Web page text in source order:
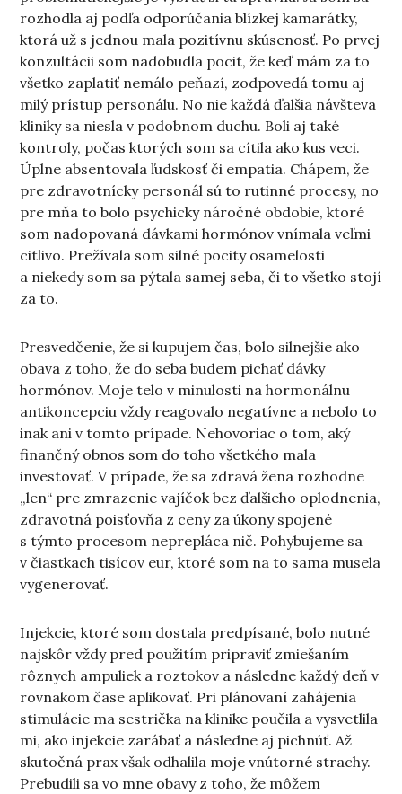
rozhodla aj podľa odporúčania blízkej kamarátky,
ktorá už s jednou mala pozitívnu skúsenosť. Po prvej
konzultácii som nadobudla pocit, že keď mám za to
všetko zaplatiť nemálo peňazí, zodpovedá tomu aj
milý prístup personálu. No nie každá ďalšia návšteva
kliniky sa niesla v podobnom duchu. Boli aj také
kontroly, počas ktorých som sa cítila ako kus veci.
Úplne absentovala ľudskosť či empatia. Chápem, že
pre zdravotnícky personál sú to rutinné procesy, no
pre mňa to bolo psychicky náročné obdobie, ktoré
som nadopovaná dávkami hormónov vnímala veľmi
citlivo. Prežívala som silné pocity osamelosti
a niekedy som sa pýtala samej seba, či to všetko stojí
za to.
Presvedčenie, že si kupujem čas, bolo silnejšie ako
obava z toho, že do seba budem pichať dávky
hormónov. Moje telo v minulosti na hormonálnu
antikoncepciu vždy reagovalo negatívne a nebolo to
inak ani v tomto prípade. Nehovoriac o tom, aký
finančný obnos som do toho všetkého mala
investovať. V prípade, že sa zdravá žena rozhodne
„len“ pre zmrazenie vajíčok bez ďalšieho oplodnenia,
zdravotná poisťovňa z ceny za úkony spojené
s týmto procesom neprepláca nič. Pohybujeme sa
v čiastkach tisícov eur, ktoré som na to sama musela
vygenerovať.
Injekcie, ktoré som dostala predpísané, bolo nutné
najskôr vždy pred použitím pripraviť zmiešaním
rôznych ampuliek a roztokov a následne každý deň v
rovnakom čase aplikovať. Pri plánovaní zahájenia
stimulácie ma sestrička na klinike poučila a vysvetlila
mi, ako injekcie zarábať a následne aj pichnúť. Až
skutočná prax však odhalila moje vnútorné strachy.
Prebudili sa vo mne obavy z toho, že môžem